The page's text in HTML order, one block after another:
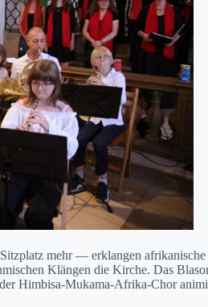
mehr — erk­lan­gen
Klän­gen die Kirche. Das
Him­bisa-Muka­ma-Afri­ka-Chor